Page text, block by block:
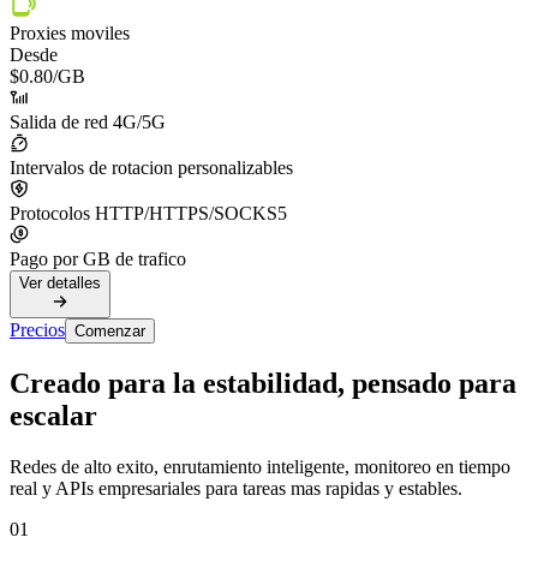
Proxies moviles
Desde
$0.80/GB
Salida de red 4G/5G
Intervalos de rotacion personalizables
Protocolos HTTP/HTTPS/SOCKS5
Pago por GB de trafico
Ver detalles
Precios Comenzar
Creado para la estabilidad, pensado para
escalar
Redes de alto exito, enrutamiento inteligente, monitoreo en tiempo
real y APIs empresariales para tareas mas rapidas y estables.
01